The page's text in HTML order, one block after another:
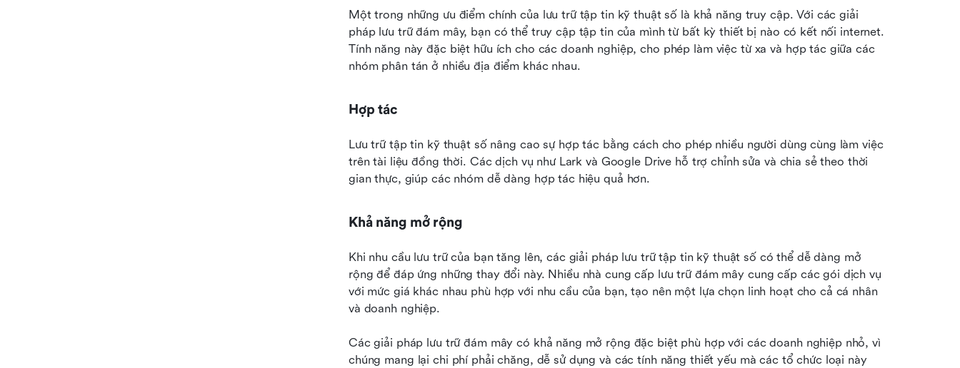
Một trong những ưu điểm chính của lưu trữ tập tin kỹ thuật số là khả năng truy cập. Với các giải
pháp lưu trữ đám mây, bạn có thể truy cập tập tin của mình từ bất kỳ thiết bị nào có kết nối internet.
Tính năng này đặc biệt hữu ích cho các doanh nghiệp, cho phép làm việc từ xa và hợp tác giữa các
nhóm phân tán ở nhiều địa điểm khác nhau.
Hợp tác
Lưu trữ tập tin kỹ thuật số nâng cao sự hợp tác bằng cách cho phép nhiều người dùng cùng làm việc
trên tài liệu đồng thời. Các dịch vụ như Lark và Google Drive hỗ trợ chỉnh sửa và chia sẻ theo thời
gian thực, giúp các nhóm dễ dàng hợp tác hiệu quả hơn.
Khả năng mở rộng
Khi nhu cầu lưu trữ của bạn tăng lên, các giải pháp lưu trữ tập tin kỹ thuật số có thể dễ dàng mở
rộng để đáp ứng những thay đổi này. Nhiều nhà cung cấp lưu trữ đám mây cung cấp các gói dịch vụ
với mức giá khác nhau phù hợp với nhu cầu của bạn, tạo nên một lựa chọn linh hoạt cho cả cá nhân
và doanh nghiệp.
Các giải pháp lưu trữ đám mây có khả năng mở rộng đặc biệt phù hợp với các doanh nghiệp nhỏ, vì
chúng mang lại chi phí phải chăng, dễ sử dụng và các tính năng thiết yếu mà các tổ chức loại này